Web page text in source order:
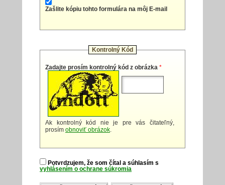
Zašlite kópiu tohto formulára na môj E-mail
Kontrolný Kód
Zadajte prosím kontrolný kód z obrázka *
Ak kontrolný kód nie je pre vás čitateľný,
prosím obnoviť obrázok.
Potvrdzujem, že som čítal a súhlasím s
vyhlásením o ochrane súkromia